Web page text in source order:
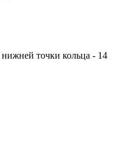
точки кольца - 14